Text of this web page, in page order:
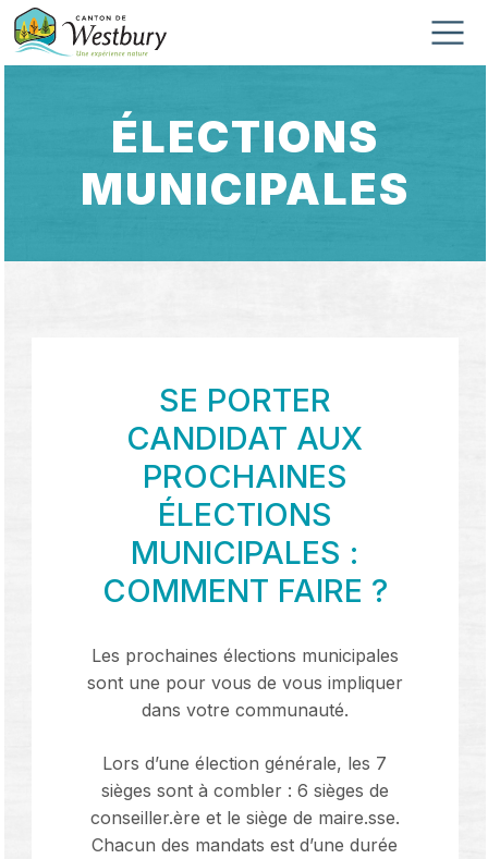
Skip to content
Main Navigation
ÉLECTIONS
MUNICIPALES
SE PORTER
CANDIDAT AUX
PROCHAINES
ÉLECTIONS
MUNICIPALES :
COMMENT FAIRE ?
Les prochaines élections municipales
sont une pour vous de vous impliquer
dans votre communauté.
Lors d’une élection générale, les 7
sièges sont à combler : 6 sièges de
conseiller.ère et le siège de maire.sse.
Chacun des mandats est d’une durée